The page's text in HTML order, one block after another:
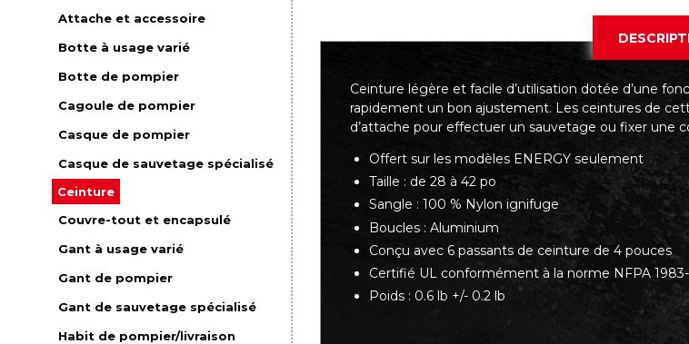
Attache et accessoire
Botte à usage varié
Botte de pompier
Cagoule de pompier
Casque de pompier
Casque de sauvetage spécialisé
Ceinture
Couvre-tout et encapsulé
Gant à usage varié
Gant de pompier
Gant de sauvetage spécialisé
Habit de pompier/livraison
Ceinture légère et facile d’utilisation dotée d’une
rapidement un bon ajustement. Les ceintures de
d’attache pour effectuer un sauvetage ou fixer une
Offert sur les modèles ENERGY seulement
Taille : de 28 à 42 po
Sangle : 100 % Nylon ignifuge
Boucles : Aluminium
Conçu avec 6 passants de ceinture de 4 pouces
Certifié UL conformément à la norme NFPA
Poids : 0.6 lb +/- 0.2 lb